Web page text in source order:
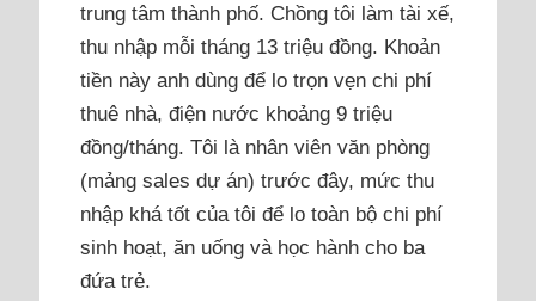
trung tâm thành phố. Chồng tôi làm tài xế,
thu nhập mỗi tháng 13 triệu đồng. Khoản
tiền này anh dùng để lo trọn vẹn chi phí
thuê nhà, điện nước khoảng 9 triệu
đồng/tháng. Tôi là nhân viên văn phòng
(mảng sales dự án) trước đây, mức thu
nhập khá tốt của tôi để lo toàn bộ chi phí
sinh hoạt, ăn uống và học hành cho ba
đứa trẻ.